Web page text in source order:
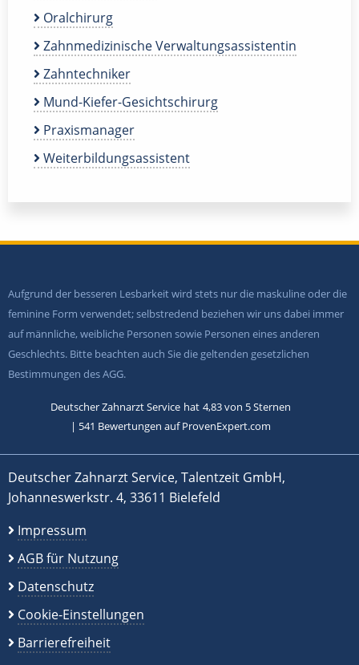
Oralchirurg
Zahnmedizinische Verwaltungsassistentin
Zahntechniker
Mund-Kiefer-Gesichtschirurg
Praxismanager
Weiterbildungsassistent
Aufgrund der besseren Lesbarkeit wird stets nur die maskuline oder die
feminine Form verwendet; selbstredend beziehen wir uns dabei immer
auf männliche, weibliche Personen sowie Personen eines anderen
Geschlechts. Bitte beachten auch Sie die geltenden gesetzlichen
Bestimmungen des AGG.
Deutscher Zahnarzt Service hat 4,83von 5Sternen
| 541 Bewertungen auf ProvenExpert.com
Deutscher Zahnarzt Service, Talentzeit GmbH,
Johanneswerkstr. 4, 33611 Bielefeld
Impressum
AGB für Nutzung
Datenschutz
Cookie-Einstellungen
Barrierefreiheit